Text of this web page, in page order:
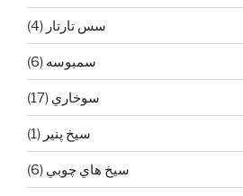
سس تارتار (4)
سمبوسه (6)
سوخاري (17)
سيخ پنير (1)
سيخ هاي چوبي (6)